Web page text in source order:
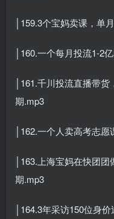
│159.3个宝妈卖课，单
│160.一个每月投流1-2
│161.千川投流直播带
期.mp3
│162.一个人卖高考志
│163.上海宝妈在快团
期.mp3
│164.3年采访150位身